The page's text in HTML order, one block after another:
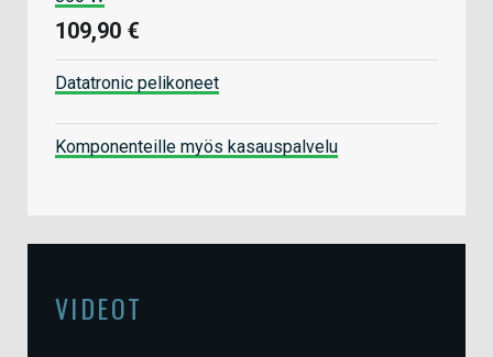
109,90 €
Datatronic pelikoneet
Komponenteille myös kasauspalvelu
VIDEOT